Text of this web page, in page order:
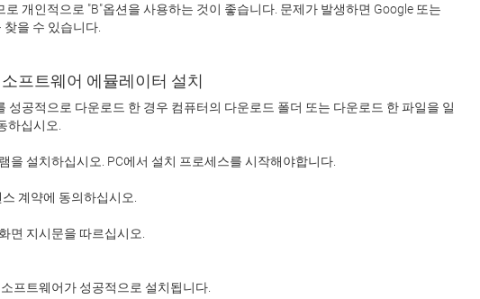
을 수 있습니다.
프트웨어 에뮬레이터 설치
성공적으로 다운로드 한 경우 컴퓨터의 다운로드 폴더 또는 다운로드 한 파일을 일
프트웨어가 성공적으로 설치됩니다.